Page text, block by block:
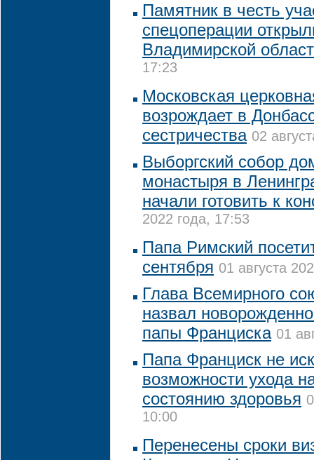
Памятник в честь
спецоперации
Владимирской
17:23
Московская
возрождает в
сестричества 02
Выборгский собор
монастыря в
начали готовить к
2022 года, 17:53
Папа Римский
сентября 01 августа
Глава Всемирного
назвал
папы Франциска 01
Папа Франциск не
возможности ухода
состоянию здоровья
10:00
Перенесены сроки